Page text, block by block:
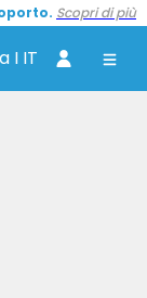
Scopri di più
I IT